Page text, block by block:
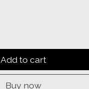
Add to cart
Buy now